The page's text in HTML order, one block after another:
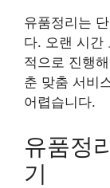
유품정리는
다. 오랜 시간
적으로 진행
춘 맞춤 서비
어렵습니다.
유품정
기